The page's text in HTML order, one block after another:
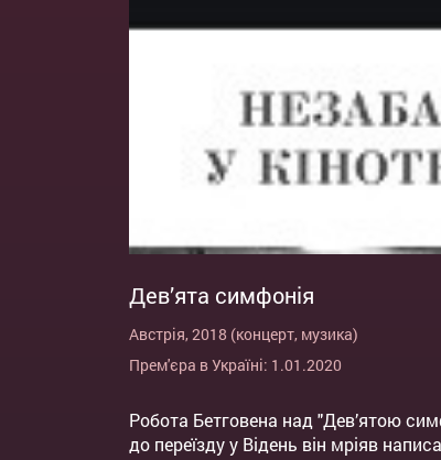
Дев’ята симфонія
Австрія, 2018 (концерт, музика)
Прем'єра в Україні: 1.01.2020
Робота Бетговена над "Дев’ятою
до переїзду у Відень він мріяв